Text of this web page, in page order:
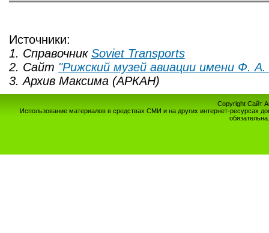
Источники:
1. Справочник Soviet Transports
2. Сайт "Рижский музей авиации имени Ф.
3. Архив Максима (АРКАН)
Copyright Сайт
Использование материалов в средствах СМИ и на других интернет-ресурсах
обязательна.